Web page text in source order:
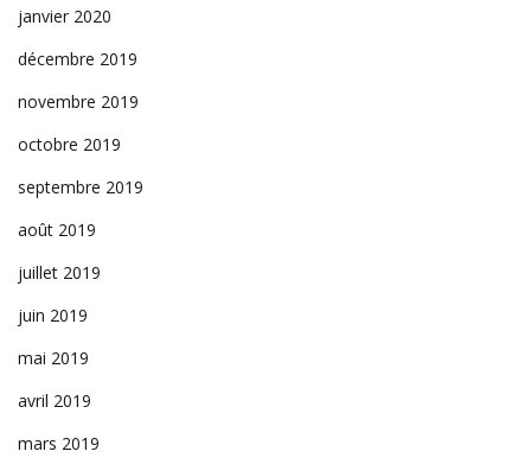
janvier 2020
décembre 2019
novembre 2019
octobre 2019
septembre 2019
août 2019
juillet 2019
juin 2019
mai 2019
avril 2019
mars 2019